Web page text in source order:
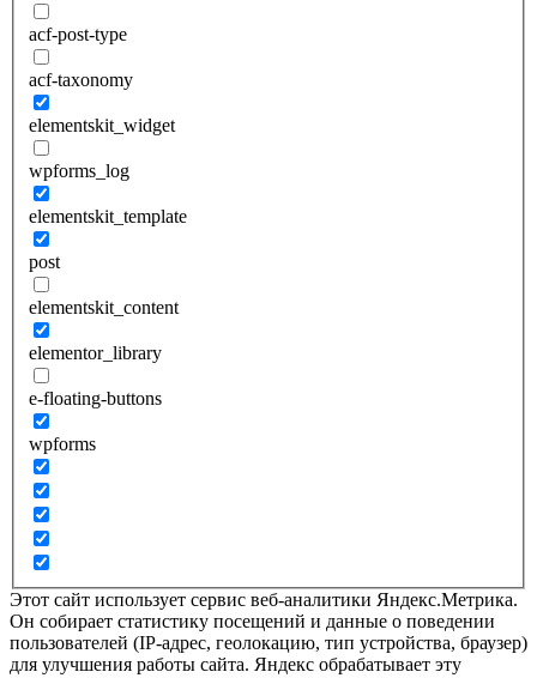
acf-post-type
acf-taxonomy
elementskit_widget
wpforms_log
elementskit_template
post
elementskit_content
elementor_library
e-floating-buttons
wpforms
Этот сайт использует сервис веб-аналитики Яндекс.Метрика.
Он собирает статистику посещений и данные о поведении
пользователей (IP-адрес, геолокацию, тип устройства, браузер)
для улучшения работы сайта. Яндекс обрабатывает эту